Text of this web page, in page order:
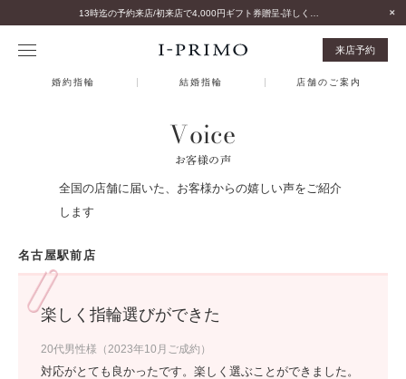
来店予約
婚約指輪 結婚指輪 店舗のご案内
Voice
お客様の声
全国の店舗に届いた、お客様からの嬉しい声をご紹介
します
名古屋駅前店
楽しく指輪選びができた
20代男性様（2023年10月ご成約）
対応がとても良かったです。楽しく選ぶことができました。